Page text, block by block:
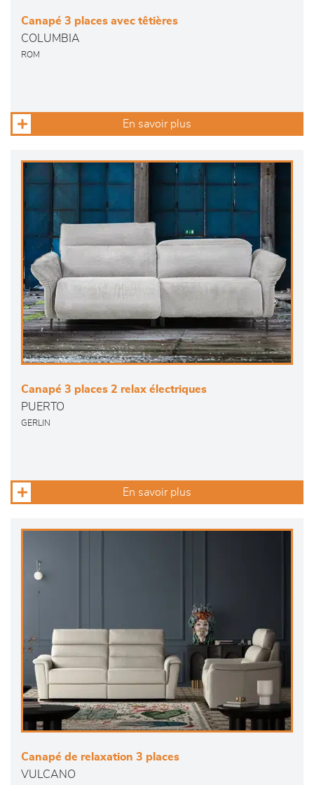
Canapé 3 places avec têtières
COLUMBIA
ROM
En savoir plus
Canapé 3 places 2 relax électriques
PUERTO
GERLIN
En savoir plus
Canapé de relaxation 3 places
VULCANO